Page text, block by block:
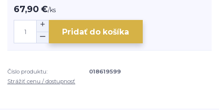
67,90 €/ks
Pridať do košíka
Číslo produktu:
018619599
Strážiť cenu / dostupnosť